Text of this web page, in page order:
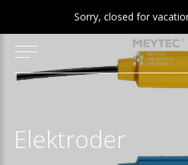
Sorry, closed for
Elektroder